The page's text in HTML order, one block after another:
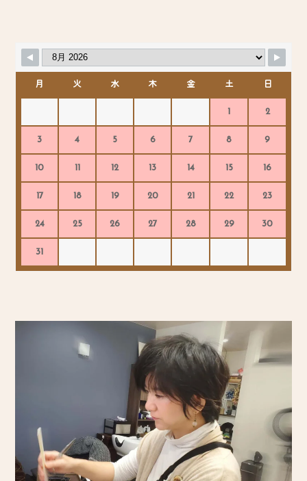
月 火 水 木 金 土 日
1 2
3 4 5 6 7 8 9
10 11 12 13 14 15 16
17 18 19 20 21 22 23
24 25 26 27 28 29 30
31